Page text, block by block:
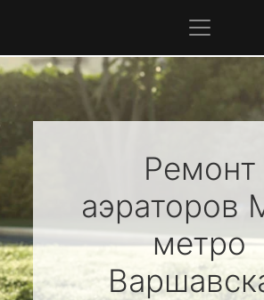
Ремонт
аэраторов
метро